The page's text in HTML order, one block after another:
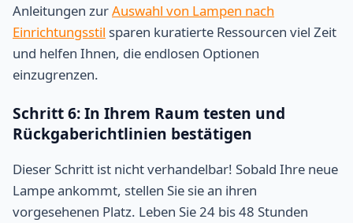
Anleitungen zurAuswahl von Lampen nach
Einrichtungsstil sparen kuratierte Ressourcen viel Zeit
und helfen Ihnen, die endlosen Optionen
einzugrenzen.
Schritt 6: In Ihrem Raum testen und
Rückgaberichtlinien bestätigen
Dieser Schritt ist nicht verhandelbar! Sobald Ihre neue
Lampe ankommt, stellen Sie sie an ihren
vorgesehenen Platz. Leben Sie 24 bis 48 Stunden